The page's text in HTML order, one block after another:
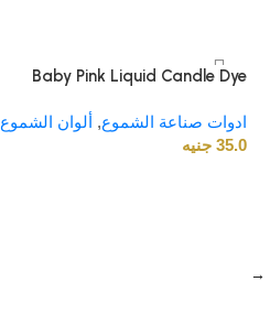
Baby Pink Liquid Candle Dye
ادوات صناعة الشموع, ألوان الشموع
35.0 جنيه
→